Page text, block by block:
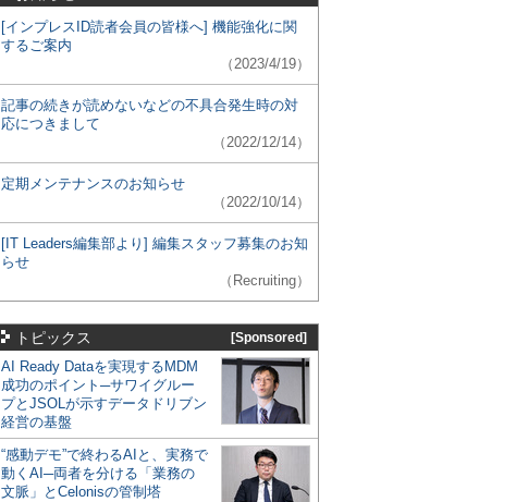
[インプレスID読者会員の皆様へ] 機能強化に関
するご案内
（2023/4/19）
記事の続きが読めないなどの不具合発生時の対
応につきまして
（2022/12/14）
定期メンテナンスのお知らせ
（2022/10/14）
[IT Leaders編集部より] 編集スタッフ募集のお知
らせ
（Recruiting）
トピックス [Sponsored]
AI Ready Dataを実現するMDM
成功のポイント─サワイグルー
プとJSOLが示すデータドリブン
経営の基盤
“感動デモ”で終わるAIと、実務で
動くAI─両者を分ける「業務の
文脈」とCelonisの管制塔